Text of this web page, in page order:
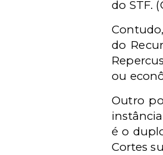
do STF.
do
ou
Outro
é o
Cortes